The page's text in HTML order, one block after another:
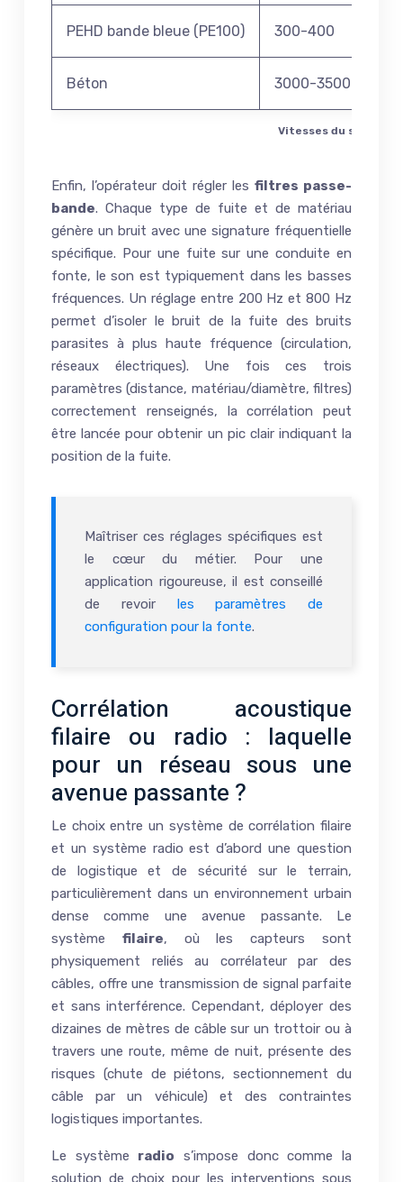
Vitesses du son
PEHD bande bleue (PE100) 300-400
Béton 3000-3500
Enfin, l’opérateur doit régler les filtres passe-
bande. Chaque type de fuite et de matériau
génère un bruit avec une signature fréquentielle
spécifique. Pour une fuite sur une conduite en
fonte, le son est typiquement dans les basses
fréquences. Un réglage entre 200 Hz et 800 Hz
permet d’isoler le bruit de la fuite des bruits
parasites à plus haute fréquence (circulation,
réseaux électriques). Une fois ces trois
paramètres (distance, matériau/diamètre, filtres)
correctement renseignés, la corrélation peut
être lancée pour obtenir un pic clair indiquant la
position de la fuite.
Maîtriser ces réglages spécifiques est
le cœur du métier. Pour une
application rigoureuse, il est conseillé
de revoir les paramètres de
configuration pour la fonte.
Corrélation acoustique
filaire ou radio : laquelle
pour un réseau sous une
avenue passante ?
Le choix entre un système de corrélation filaire
et un système radio est d’abord une question
de logistique et de sécurité sur le terrain,
particulièrement dans un environnement urbain
dense comme une avenue passante. Le
système filaire, où les capteurs sont
physiquement reliés au corrélateur par des
câbles, offre une transmission de signal parfaite
et sans interférence. Cependant, déployer des
dizaines de mètres de câble sur un trottoir ou à
travers une route, même de nuit, présente des
risques (chute de piétons, sectionnement du
câble par un véhicule) et des contraintes
logistiques importantes.
Le système radio s’impose donc comme la
solution de choix pour les interventions sous